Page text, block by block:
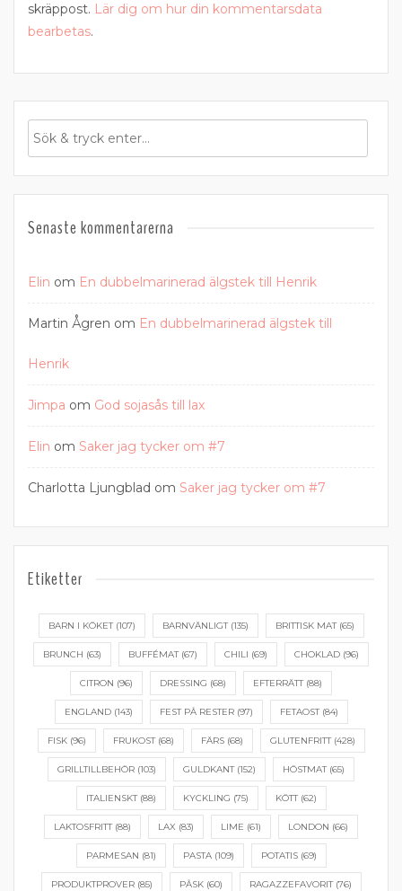
skräppost. Lär dig om hur din kommentarsdata
bearbetas.
Senaste kommentarerna
Elin om En dubbelmarinerad älgstek till Henrik
Martin Ågren om En dubbelmarinerad älgstek till
Henrik
Jimpa om God sojasås till lax
Elin om Saker jag tycker om #7
Charlotta Ljungblad om Saker jag tycker om #7
Etiketter
BARN I KÖKET(107) BARNVÄNLIGT(135) BRITTISK MAT(65)
BRUNCH (63) BUFFÉMAT(67) CHILI (69) CHOKLAD (96)
CITRON (96) DRESSING (68) EFTERRÄTT(88)
ENGLAND(143) FEST PÅ RESTER(97) FETAOST(84)
FISK(96) FRUKOST(68) FÄRS(68) GLUTENFRITT(428)
GRILLTILLBEHÖR (103) GULDKANT(152) HÖSTMAT(65)
ITALIENSKT(88) KYCKLING (75) KÖTT(62)
LAKTOSFRITT(88) LAX (83) LIME (61) LONDON (66)
PARMESAN (81) PASTA(109) POTATIS(69)
PRODUKTPROVER(85) PÅSK(60) RAGAZZEFAVORIT(76)